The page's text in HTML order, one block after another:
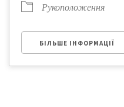
Рукоположення
БІЛЬШЕ ІНФОРМАЦІЇ